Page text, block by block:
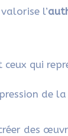
l’
qui
de
des